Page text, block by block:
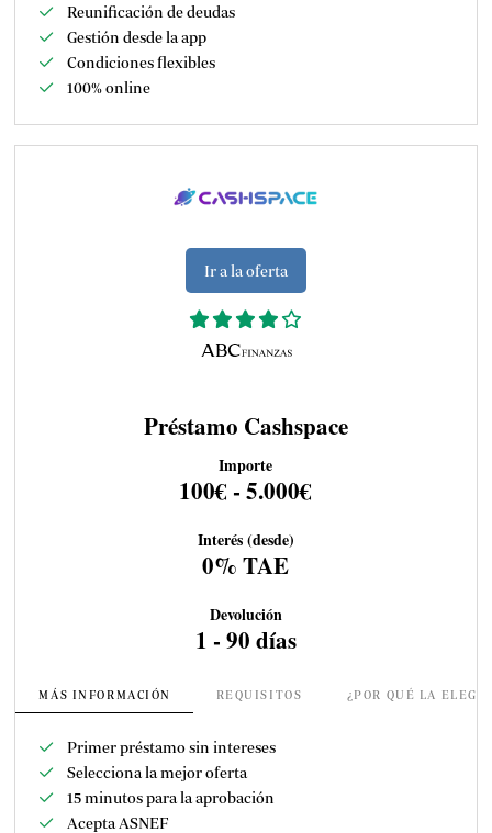
Reunificación de deudas
Gestión desde la app
Condiciones flexibles
100% online
Ir a la oferta
Préstamo Cashspace
Importe
100€ - 5.000€
Interés (desde)
0% TAE
Devolución
1 - 90 días
MÁS INFORMACIÓN REQUISITOS ¿POR QUÉ LA
Primer préstamo sin intereses
Selecciona la mejor oferta
15 minutos para la aprobación
Acepta ASNEF